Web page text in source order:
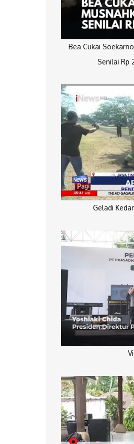
Bea Cukai
Senilai Rp
Geladi